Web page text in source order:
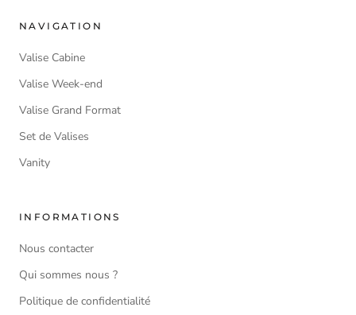
NAVIGATION
Valise Cabine
Valise Week-end
Valise Grand Format
Set de Valises
Vanity
INFORMATIONS
Nous contacter
Qui sommes nous ?
Politique de confidentialité